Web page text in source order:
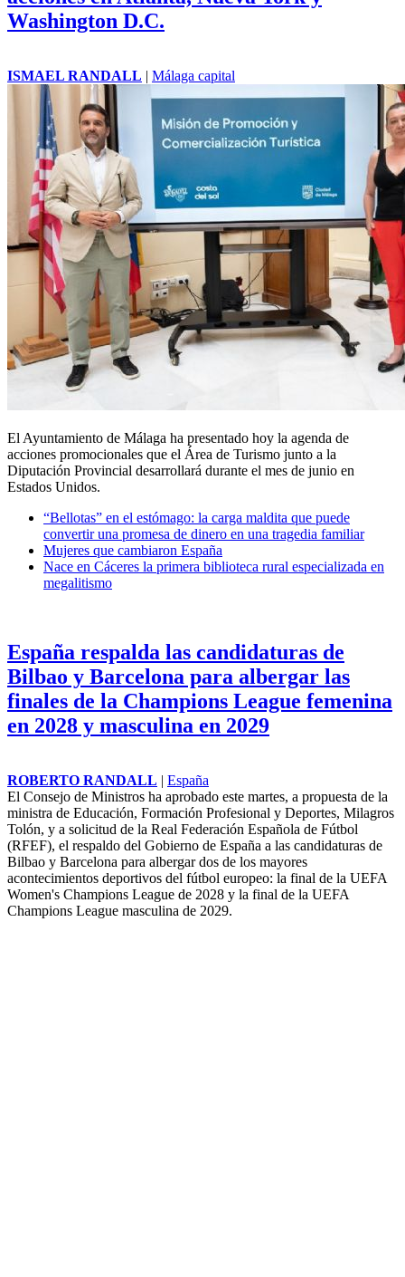
Washington D.C.
ISMAEL RANDALL | Málaga capital
El Ayuntamiento de Málaga ha presentado hoy la agenda de
acciones promocionales que el Área de Turismo junto a la
Diputación Provincial desarrollará durante el mes de junio en
Estados Unidos.
“Bellotas” en el estómago: la carga maldita que puede
convertir una promesa de dinero en una tragedia familiar
Mujeres que cambiaron España
Nace en Cáceres la primera biblioteca rural especializada en
megalitismo
España respalda las candidaturas de
Bilbao y Barcelona para albergar las
finales de la Champions League femenina
en 2028 y masculina en 2029
ROBERTO RANDALL | España
El Consejo de Ministros ha aprobado este martes, a propuesta de la
ministra de Educación, Formación Profesional y Deportes, Milagros
Tolón, y a solicitud de la Real Federación Española de Fútbol
(RFEF), el respaldo del Gobierno de España a las candidaturas de
Bilbao y Barcelona para albergar dos de los mayores
acontecimientos deportivos del fútbol europeo: la final de la UEFA
Women's Champions League de 2028 y la final de la UEFA
Champions League masculina de 2029.